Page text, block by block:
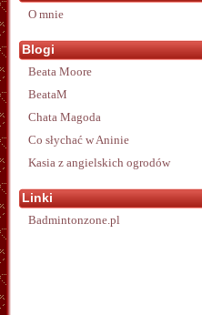
O mnie
Blogi
Beata Moore
BeataM
Chata Magoda
Co słychać w Aninie
Kasia z angielskich ogrodów
Linki
Badmintonzone.pl